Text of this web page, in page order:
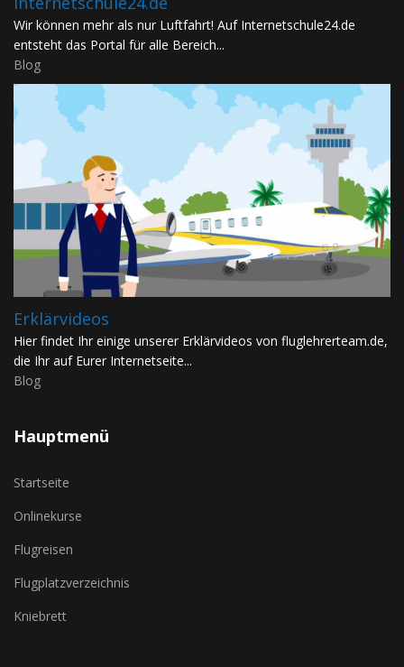
Wir können mehr als nur Luftfahrt! Auf Internetschule24.de
entsteht das Portal für alle Bereich...
Blog
Erklärvideos
Hier findet Ihr einige unserer Erklärvideos von fluglehrerteam.de,
die Ihr auf Eurer Internetseite...
Blog
Hauptmenü
Startseite
Onlinekurse
Flugreisen
Flugplatzverzeichnis
Kniebrett